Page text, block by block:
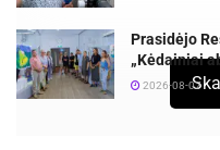
Prasidėjo
„Kėdainiai
2026-08-07